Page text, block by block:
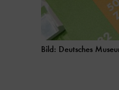
Bild: Deutsches